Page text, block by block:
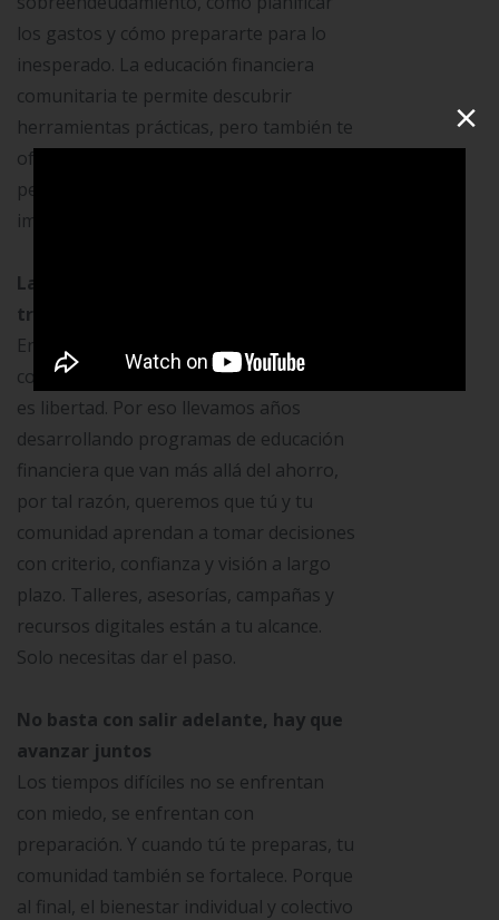
los gastos y cómo prepararte para lo
inesperado. La educación financiera
comunitaria te permite descubrir
herramientas prácticas, pero también te
ofrece redes de apoyo reales con
personas que te entienden, te guían y te
impulsan.
Las cooperativas como espacios de
transformación
En Cootracerrejón creemos que el
conocimiento es poder, pero compartido
es libertad. Por eso llevamos años
desarrollando programas de educación
financiera que van más allá del ahorro,
por tal razón, queremos que tú y tu
comunidad aprendan a tomar decisiones
con criterio, confianza y visión a largo
plazo. Talleres, asesorías, campañas y
recursos digitales están a tu alcance.
Solo necesitas dar el paso.
No basta con salir adelante, hay que
avanzar juntos
Los tiempos difíciles no se enfrentan
con miedo, se enfrentan con
preparación. Y cuando tú te preparas, tu
comunidad también se fortalece. Porque
al final, el bienestar individual y colectivo
×